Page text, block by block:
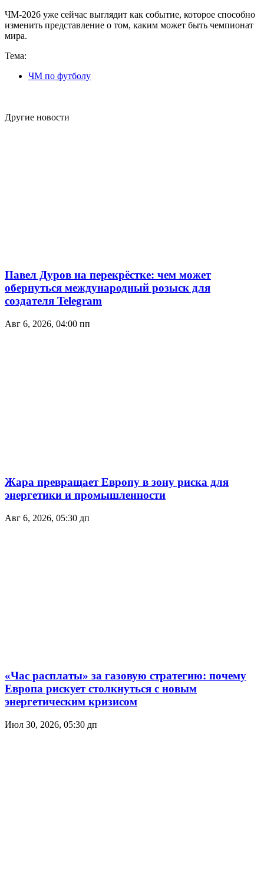
ЧМ-2026 уже сейчас выглядит как событие, которое способно
изменить представление о том, каким может быть чемпионат
мира.
Тема:
ЧМ по футболу
Другие новости
Павел Дуров на перекрёстке: чем может
обернуться международный розыск для
создателя Telegram
Авг 6, 2026, 04:00 пп
Жара превращает Европу в зону риска для
энергетики и промышленности
Авг 6, 2026, 05:30 дп
«Час расплаты» за газовую стратегию: почему
Европа рискует столкнуться с новым
энергетическим кризисом
Июл 30, 2026, 05:30 дп